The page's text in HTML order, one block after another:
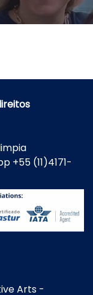
+55 (11)4171-
Arts-